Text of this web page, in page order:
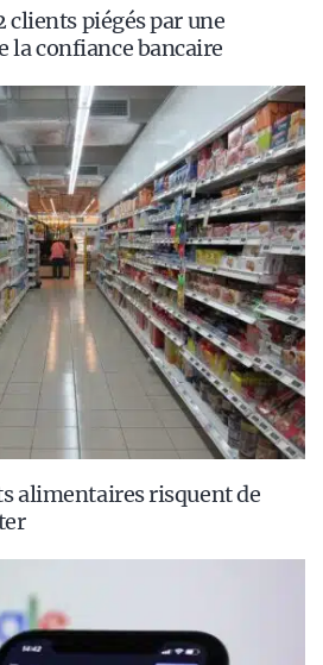
clients piégés par une
la confiance bancaire
alimentaires risquent de